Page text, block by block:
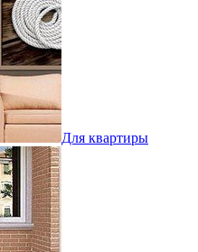
Для квартиры